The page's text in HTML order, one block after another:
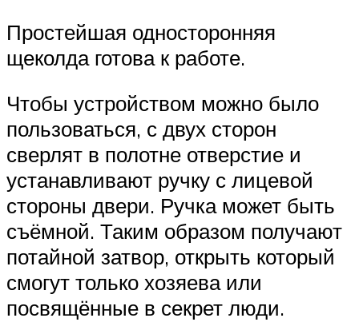
Простейшая односторонняя
щеколда готова к работе.
Чтобы устройством можно было
пользоваться, с двух сторон
сверлят в полотне отверстие и
устанавливают ручку с лицевой
стороны двери. Ручка может быть
съёмной. Таким образом получают
потайной затвор, открыть который
смогут только хозяева или
посвящённые в секрет люди.